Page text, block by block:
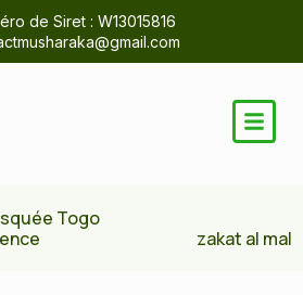
de Siret : W13015816
Togo
zakat al mal